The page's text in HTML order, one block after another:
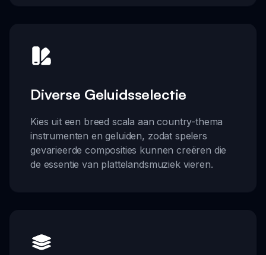
Diverse Geluidsselectie
Kies uit een breed scala aan country-thema
instrumenten en geluiden, zodat spelers
gevarieerde composities kunnen creëren die
de essentie van plattelandsmuziek vieren.